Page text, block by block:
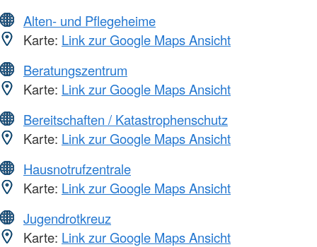
Alten- und Pflegeheime
Karte: Link zur Google Maps Ansicht
Beratungszentrum
Karte: Link zur Google Maps Ansicht
Bereitschaften / Katastrophenschutz
Karte: Link zur Google Maps Ansicht
Hausnotrufzentrale
Karte: Link zur Google Maps Ansicht
Jugendrotkreuz
Karte: Link zur Google Maps Ansicht